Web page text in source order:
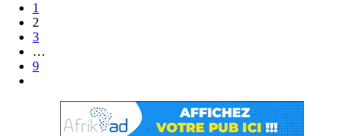
1
2
3
…
9